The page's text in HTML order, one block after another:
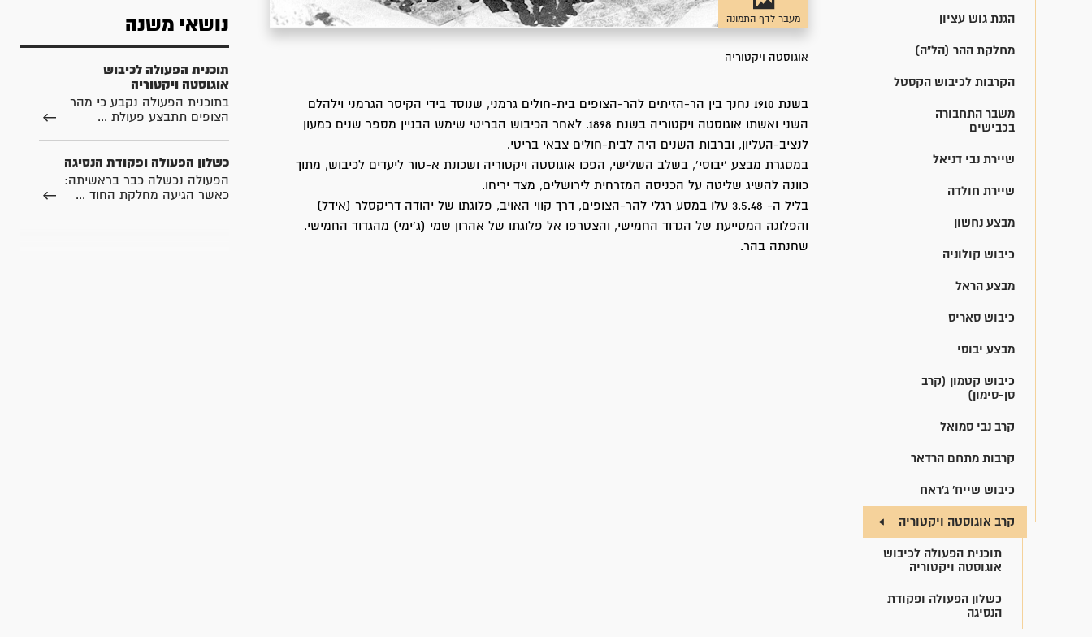
הגנת גוש עציון
מחלקת ההר (הל"ה)
הקרבות לכיבוש הקסטל
משבר התחבורה
בכבישים
שיירת נבי דניאל
שיירת חולדה
מבצע נחשון
כיבוש קולוניה
מבצע הראל
כיבוש סאריס
מבצע יבוסי
כיבוש קטמון (קרב
סן-סימון)
קרב נבי סמואל
קרבות מתחם הרדאר
כיבוש שייח' ג'ראח
קרב אוגוסטה ויקטוריה
תוכנית הפעולה לכיבוש
אוגוסטה ויקטוריה
כשלון הפעולה ופקודת
הנסיגה
מעבר לדף התמונה
אוגוסטה ויקטוריה
בשנת 1910 נחנך בין הר-הזיתים להר-הצופים בית-חולים גרמני, שנוסד בידי הקיסר הגרמני וילהלם
השני ואשתו אוגוסטה ויקטוריה בשנת 1898. לאחר הכיבוש הבריטי שימש הבניין מספר שנים כמעון
לנציב-העליון, וברבות השנים היה לבית-חולים צבאי בריטי.
במסגרת מבצע 'יבוסי', בשלב השלישי, הפכו אוגוסטה ויקטוריה ושכונת א-טור ליעדים לכיבוש, מתוך
כוונה להשיג שליטה על הכניסה המזרחית לירושלים, מצד יריחו.
בליל ה- 3.5.48 עלו במסע רגלי להר-הצופים, דרך קווי האויב, פלוגתו של יהודה דריקסלר (אידל)
והפלוגה המסייעת של הגדוד החמישי, והצטרפו אל פלוגתו של אהרון שמי (ג'ימי) מהגדוד החמישי.
שחנתה בהר.
נושאי משנה
תוכנית הפעולה לכיבוש
אוגוסטה ויקטוריה
בתוכנית הפעולה נקבע כי מהר
הצופים תתבצע פעולת ...
כשלון הפעולה ופקודת הנסיגה
הפעולה נכשלה כבר בראשיתה:
כאשר הגיעה מחלקת החוד ...